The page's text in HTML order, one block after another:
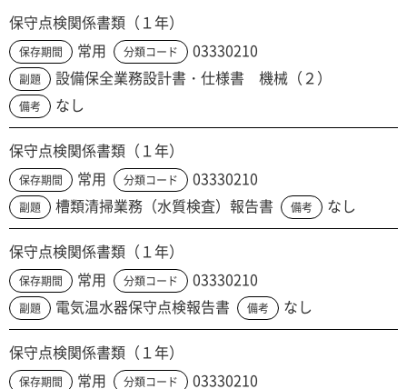
保守点検関係書類（１年）
保存期間 常用 分類コード 03330210
副題 設備保全業務設計書・仕様書 機械（２）
備考 なし
保守点検関係書類（１年）
保存期間 常用 分類コード 03330210
副題 槽類清掃業務（水質検査）報告書 備考 なし
保守点検関係書類（１年）
保存期間 常用 分類コード 03330210
副題 電気温水器保守点検報告書 備考 なし
保守点検関係書類（１年）
保存期間 常用 分類コード 03330210